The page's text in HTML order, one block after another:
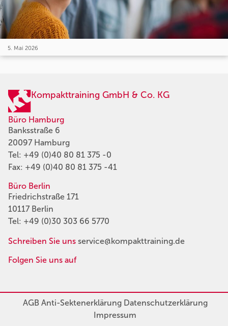
5. Mai 2026
Kompakttraining GmbH & Co. KG
Büro Hamburg
Banksstraße 6
20097 Hamburg
Tel: +49 (0)40 80 81 375 -0
Fax: +49 (0)40 80 81 375 -41
Büro Berlin
Friedrichstraße 171
10117 Berlin
Tel: +49 (0)30 303 66 5770
Schreiben Sie uns service@kompakttraining.de
Folgen Sie uns auf
AGBAnti-SektenerklärungDatenschutzerklärung
Impressum